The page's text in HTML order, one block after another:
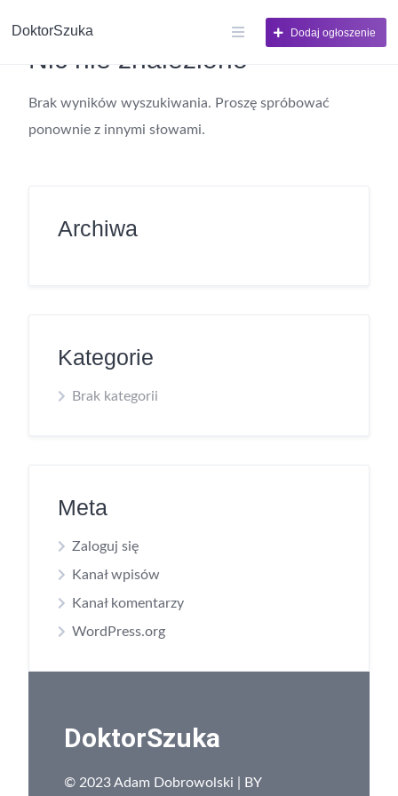
DoktorSzuka Dodaj ogłoszenie
Nic nie znaleziono
Brak wyników wyszukiwania. Proszę spróbować
ponownie z innymi słowami.
Archiwa
Kategorie
Brak kategorii
Meta
Zaloguj się
Kanał wpisów
Kanał komentarzy
WordPress.org
DoktorSzuka
© 2023 Adam Dobrowolski | BY